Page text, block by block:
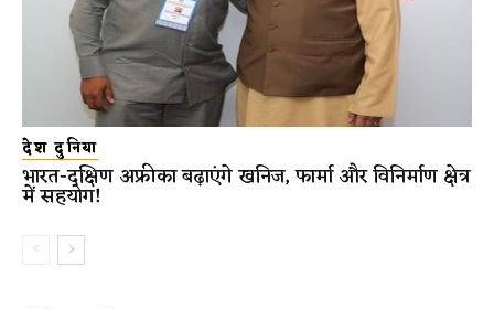
देश दुनिया
भारत-दक्षिण अफ्रीका बढ़ाएंगे खनिज, फार्मा और विनिर्माण क्षेत्र
में सहयोग!